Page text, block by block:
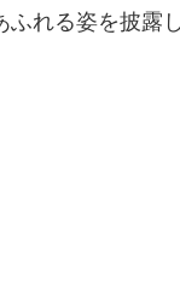
ふれる姿を披露